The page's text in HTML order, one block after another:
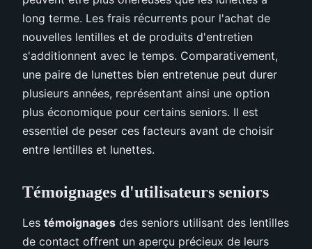
long terme. Les frais récurrents pour l'achat de
nouvelles lentilles et de produits d'entretien
s'additionnent avec le temps. Comparativement,
une paire de lunettes bien entretenue peut durer
plusieurs années, représentant ainsi une option
plus économique pour certains seniors. Il est
essentiel de peser ces facteurs avant de choisir
entre lentilles et lunettes.
Témoignages d'utilisateurs seniors
Les témoignages des seniors utilisant des lentilles
de contact offrent un aperçu précieux de leurs